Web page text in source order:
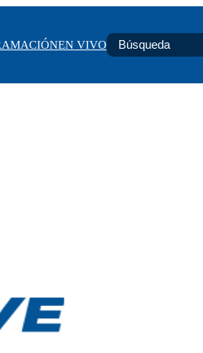
EN VIVO